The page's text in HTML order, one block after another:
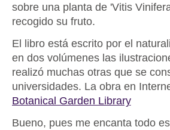
sobre una planta de 'Vitis
recogido su fruto.
El libro está escrito por el
en dos volúmenes las
realizó muchas otras que se
universidades. La obra en
Botanical Garden Library
Bueno, pues me encanta todo